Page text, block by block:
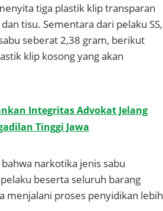
tiga plastik klip transparan
tisu. Sementara dari pelaku SS,
seberat 2,38 gram, berikut
klip kosong yang akan
Integritas Advokat Jelang
Tinggi Jawa
narkotika jenis sabu
beserta seluruh barang
menjalani proses penyidikan lebih